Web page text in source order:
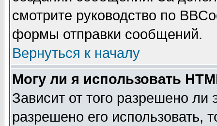
смотрите руководство по
формы отправки сообщений.
Вернуться к началу
Могу ли я использовать
Зависит от того разрешено
разрешено его использовать,